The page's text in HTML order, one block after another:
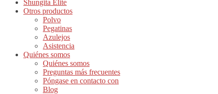
Shungita Elite
Otros productos
Polvo
Pegatinas
Azulejos
Asistencia
Quiénes somos
Quiénes somos
Preguntas más frecuentes
Póngase en contacto con
Blog